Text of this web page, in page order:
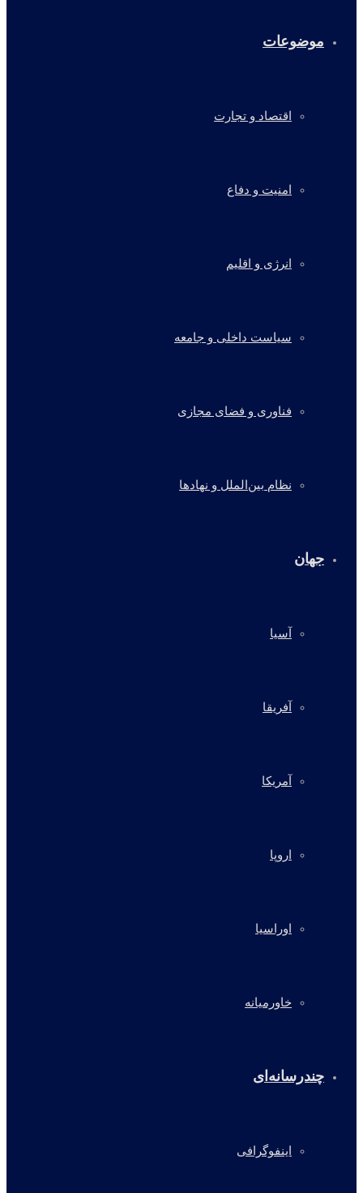
موضوعات
اقتصاد و تجارت
امنیت و دفاع
انرژی و اقلیم
سیاست داخلی و جامعه
فناوری و فضای مجازی
نظام بین‌الملل و نهادها
جهان
آسیا
آفریقا
آمریکا
اروپا
اوراسیا
خاورمیانه
چندرسانه‌ای
اینفوگرافی